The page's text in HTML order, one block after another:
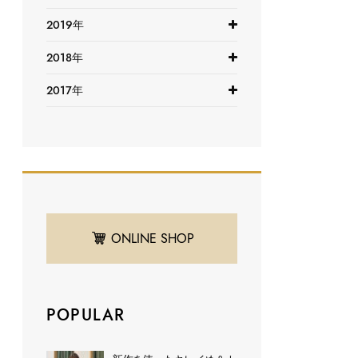
2019年
2018年
2017年
ONLINE SHOP
POPULAR